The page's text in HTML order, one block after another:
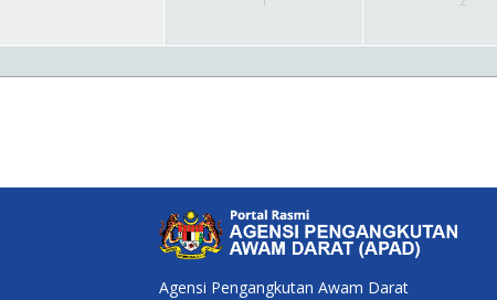
Agensi Pengangkutan Awam Darat